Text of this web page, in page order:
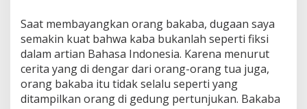
Saat membayangkan orang bakaba, dugaan saya
semakin kuat bahwa kaba bukanlah seperti fiksi
dalam artian Bahasa Indonesia. Karena menurut
cerita yang di dengar dari orang-orang tua juga,
orang bakaba itu tidak selalu seperti yang
ditampilkan orang di gedung pertunjukan. Bakaba